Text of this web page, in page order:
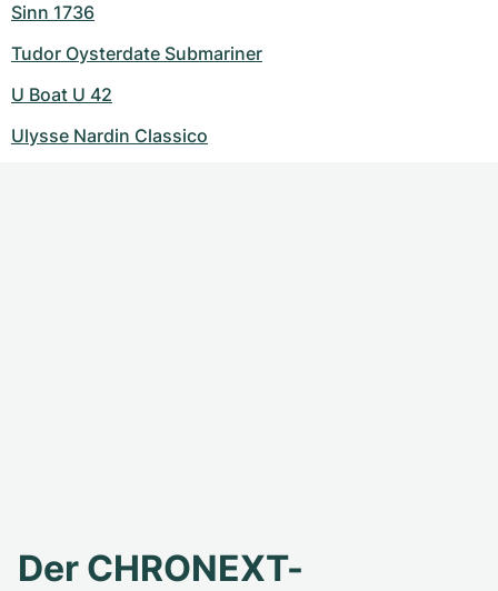
Sinn 1736
Tudor Oysterdate Submariner
U Boat U 42
Ulysse Nardin Classico
Der CHRONEXT-